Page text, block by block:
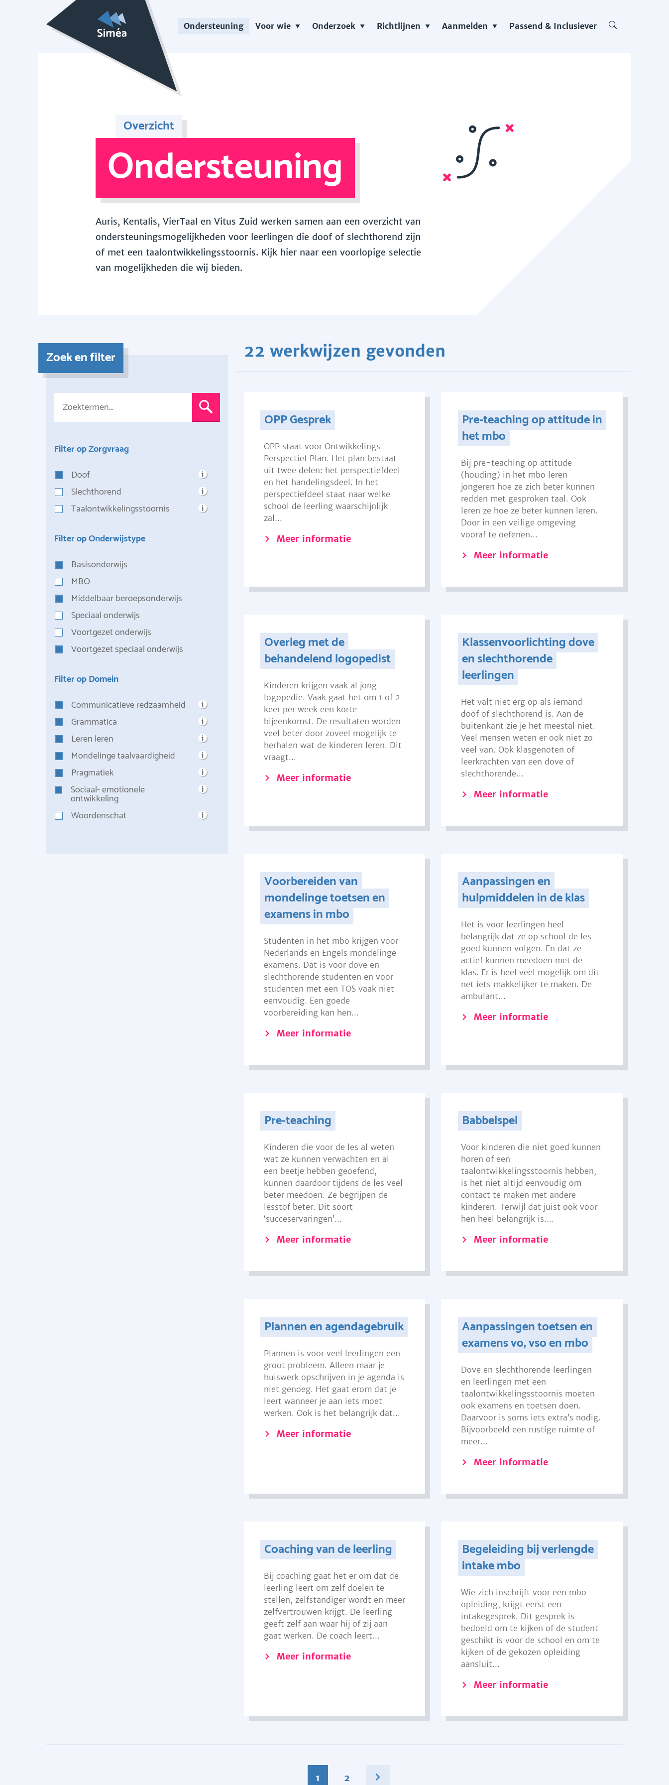
Ondersteuning Voor wie Onderzoek Richtlijnen Aanmelden Passend & Inclusiever
Overzicht
Ondersteuning
Auris, Kentalis, VierTaal en Vitus Zuid werken samen aan een overzicht van
ondersteuningsmogelijkheden voor leerlingen die doof of slechthorend zijn
of met een taalontwikkelingsstoornis. Kijk hier naar een voorlopige selectie
van mogelijkheden die wij bieden.
Zoek en filter
Filter op Zorgvraag
Doof
Slechthorend
Taalontwikkelingsstoornis
Filter op Onderwijstype
Basisonderwijs
MBO
Middelbaar beroepsonderwijs
Speciaal onderwijs
Voortgezet onderwijs
Voortgezet speciaal onderwijs
Filter op Domein
Communicatieve redzaamheid
Grammatica
Leren leren
Mondelinge taalvaardigheid
Pragmatiek
Sociaal- emotionele
ontwikkeling
Woordenschat
22 werkwijzen gevonden
OPP Gesprek
OPP staat voor Ontwikkelings
Perspectief Plan. Het plan bestaat
uit twee delen: het perspectiefdeel
en het handelingsdeel. In het
perspectiefdeel staat naar welke
school de leerling waarschijnlijk
zal...
Meer informatie
Pre-teaching op attitude in
het mbo
Bij pre-teaching op attitude
(houding) in het mbo leren
jongeren hoe ze zich beter kunnen
redden met gesproken taal. Ook
leren ze hoe ze beter kunnen leren.
Door in een veilige omgeving
vooraf te oefenen...
Meer informatie
Overleg met de
behandelend logopedist
Kinderen krijgen vaak al jong
logopedie. Vaak gaat het om 1 of 2
keer per week een korte
bijeenkomst. De resultaten worden
veel beter door zoveel mogelijk te
herhalen wat de kinderen leren. Dit
vraagt...
Meer informatie
Klassenvoorlichting dove
en slechthorende
leerlingen
Het valt niet erg op als iemand
doof of slechthorend is. Aan de
buitenkant zie je het meestal niet.
Veel mensen weten er ook niet zo
veel van. Ook klasgenoten of
leerkrachten van een dove of
slechthorende...
Meer informatie
Voorbereiden van
mondelinge toetsen en
examens in mbo
Studenten in het mbo krijgen voor
Nederlands en Engels mondelinge
examens. Dat is voor dove en
slechthorende studenten en voor
studenten met een TOS vaak niet
eenvoudig. Een goede
voorbereiding kan hen...
Meer informatie
Aanpassingen en
hulpmiddelen in de klas
Het is voor leerlingen heel
belangrijk dat ze op school de les
goed kunnen volgen. En dat ze
actief kunnen meedoen met de
klas. Er is heel veel mogelijk om dit
net iets makkelijker te maken. De
ambulant...
Meer informatie
Pre-teaching
Kinderen die voor de les al weten
wat ze kunnen verwachten en al
een beetje hebben geoefend,
kunnen daardoor tijdens de les veel
beter meedoen. Ze begrijpen de
lesstof beter. Dit soort
‘succeservaringen’...
Meer informatie
Babbelspel
Voor kinderen die niet goed kunnen
horen of een
taalontwikkelingsstoornis hebben,
is het niet altijd eenvoudig om
contact te maken met andere
kinderen. Terwijl dat juist ook voor
hen heel belangrijk is....
Meer informatie
Plannen en agendagebruik
Plannen is voor veel leerlingen een
groot probleem. Alleen maar je
huiswerk opschrijven in je agenda is
niet genoeg. Het gaat erom dat je
leert wanneer je aan iets moet
werken. Ook is het belangrijk dat...
Meer informatie
Aanpassingen toetsen en
examens vo, vso en mbo
Dove en slechthorende leerlingen
en leerlingen met een
taalontwikkelingsstoornis moeten
ook examens en toetsen doen.
Daarvoor is soms iets extra’s nodig.
Bijvoorbeeld een rustige ruimte of
meer...
Meer informatie
Coaching van de leerling
Bij coaching gaat het er om dat de
leerling leert om zelf doelen te
stellen, zelfstandiger wordt en meer
zelfvertrouwen krijgt. De leerling
geeft zelf aan waar hij of zij aan
gaat werken. De coach leert...
Meer informatie
Begeleiding bij verlengde
intake mbo
Wie zich inschrijft voor een mbo-
opleiding, krijgt eerst een
intakegesprek. Dit gesprek is
bedoeld om te kijken of de student
geschikt is voor de school en om te
kijken of de gekozen opleiding
aansluit...
Meer informatie
1 2